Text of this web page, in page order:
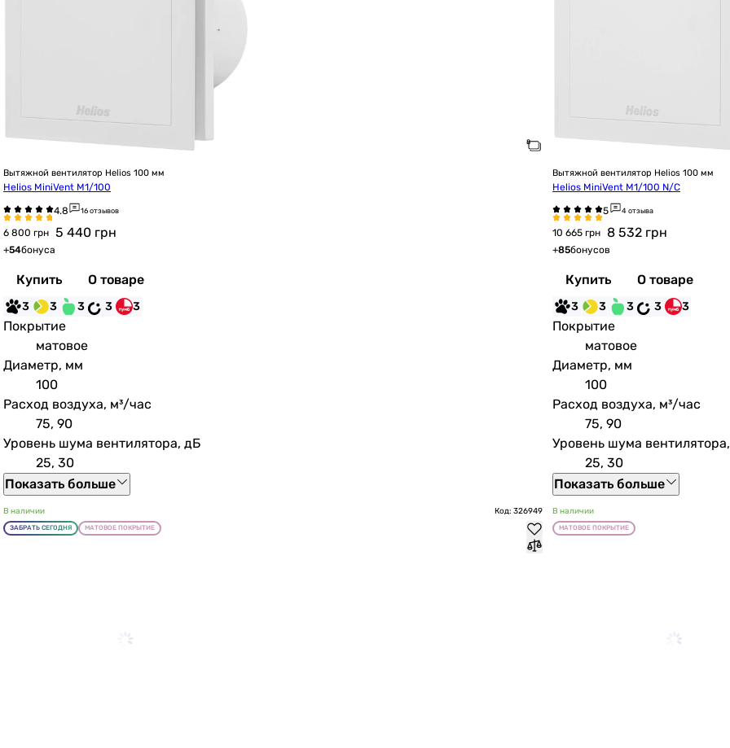
Вытяжной вентилятор Helios 100 мм
Helios MiniVent M1/100
16 отзывов
6 800 грн 5 440 грн
+54бонуса
Купить О товаре
3 3 3 3 3
Покрытие
матовое
Диаметр, мм
100
Расход воздуха, м³/час
75, 90
Уровень шума вентилятора, дБ
25, 30
Показать больше
Вытяжной вентилятор Helios 100 мм
Helios MiniVent M1/100 N/C
4 отзыва
10 665 грн 8 532 грн
+85бонусов
Купить О товаре
3 3 3 3 3
Покрытие
матовое
Диаметр, мм
100
Расход воздуха, м³/час
75, 90
Уровень шума
25, 30
Показать больше
В наличии Код: 326949
ЗАБРАТЬ СЕГОДНЯ МАТОВОЕ ПОКРЫТИЕ
В наличии
МАТОВОЕ ПОКРЫТИЕ